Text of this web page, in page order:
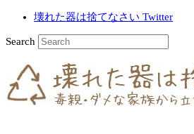
壊れた器は捨てなさい Twitter
Search